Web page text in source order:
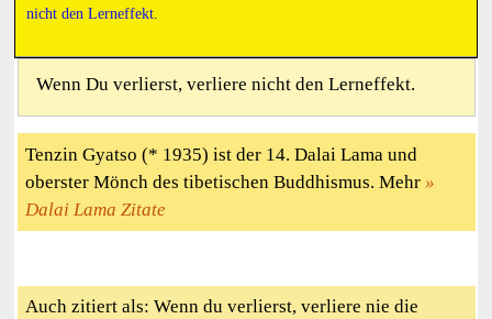
nicht den Lerneffekt.
Wenn Du verlierst, verliere nicht den Lerneffekt.
Tenzin Gyatso (* 1935) ist der 14. Dalai Lama und
oberster Mönch des tibetischen Buddhismus. Mehr
Dalai Lama Zitate
Auch zitiert als: Wenn du verlierst, verliere nie die